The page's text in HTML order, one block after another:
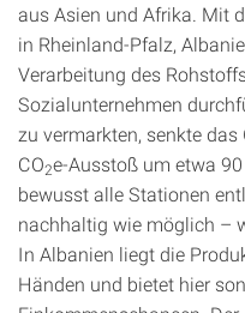
aus Asien und Afrika. Mit
in Rheinland-Pfalz,
Verarbeitung des
Sozialunternehmen
zu vermarkten, senkte
CO2e-Ausstoß um etwa
bewusst alle Stationen
nachhaltig wie möglich –
In Albanien liegt die
Händen und bietet hier